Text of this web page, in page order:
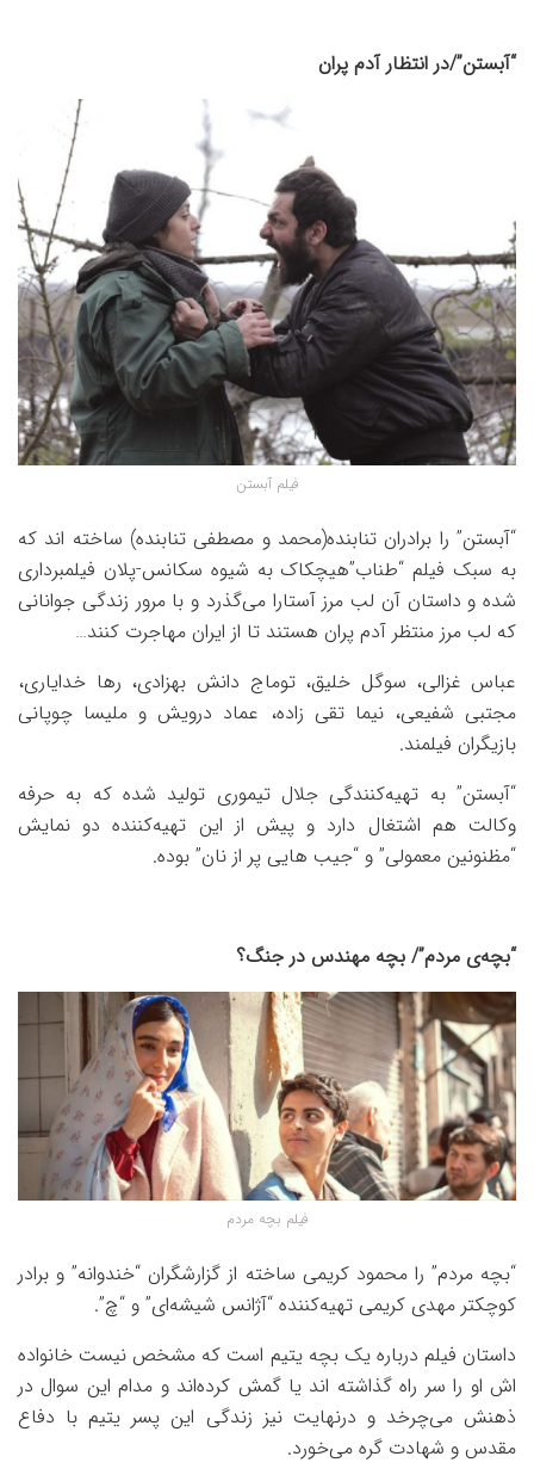
“آبستن”/در انتظار آدم پران
فیلم‌ آبستن
“آبستن” را برادران تنابنده(محمد و مصطفی تنابنده) ساخته اند که
به سبک فیلم‌ “طناب”هیچکاک به شیوه سکانس-پلان فیلمبرداری
شده و داستان آن لب مرز آستارا می‌گذرد و با مرور زندگی جوانانی
که لب مرز منتظر آدم پران هستند تا از ایران مهاجرت کنند…
عباس غزالی، سوگل خلیق، توماج دانش بهزادی، رها خدایاری،
مجتبی شفیعی، نیما تقی زاده، عماد درویش و ملیسا چوپانی
بازیگران فیلمند.
“آبستن” به تهیه‌کنندگی جلال تیموری تولید شده که به حرفه
وکالت هم اشتغال دارد و پیش از این تهیه‌کننده دو نمایش
“مظنونین معمولی” و “جیب هایی پر از نان” بوده.
“بچه‌ی مردم”/ بچه مهندس در جنگ؟
فیلم بچه مردم
“بچه مردم” را محمود کریمی ساخته از گزارشگران “خندوانه” و برادر
کوچکتر مهدی کریمی تهیه‌کننده “آژانس شیشه‌ای” و “چ”.
داستان فیلم درباره یک بچه یتیم است که مشخص نیست خانواده
اش او را سر راه گذاشته اند یا گمش کرده‌اند و مدام این سوال در
ذهنش می‌چرخد و درنهایت نیز زندگی این پسر یتیم با دفاع
مقدس و شهادت گره می‌خورد.